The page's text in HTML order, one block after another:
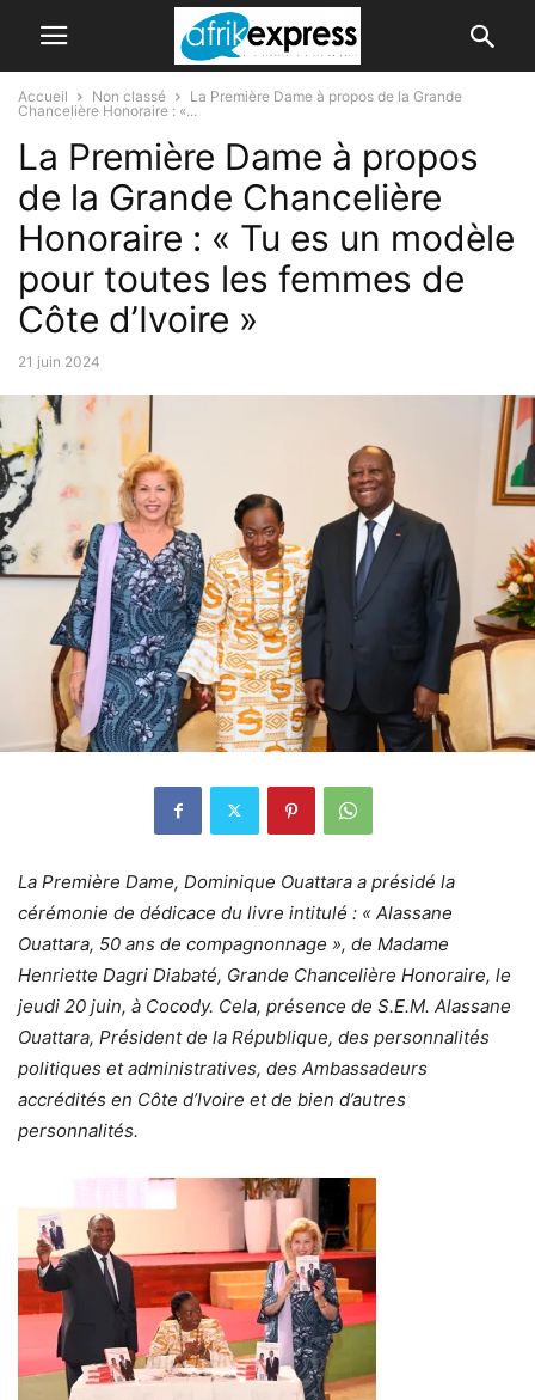
Accueil Non classé
La Première Dame à propos de la Grande
Chancelière Honoraire : «...
La Première Dame à propos
de la Grande Chancelière
Honoraire : « Tu es un modèle
pour toutes les femmes de
Côte d’Ivoire »
21 juin 2024
La Première Dame, Dominique Ouattara a présidé la
cérémonie de dédicace du livre intitulé : « Alassane
Ouattara, 50 ans de compagnonnage », de Madame
Henriette Dagri Diabaté, Grande Chancelière Honoraire, le
jeudi 20 juin, à Cocody. Cela, présence de S.E.M. Alassane
Ouattara, Président de la République, des personnalités
politiques et administratives, des Ambassadeurs
accrédités en Côte d’Ivoire et de bien d’autres
personnalités.